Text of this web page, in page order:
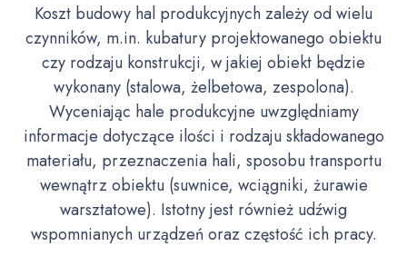
Koszt budowy hal produkcyjnych zależy od wielu
czynników, m.in. kubatury projektowanego obiektu
czy rodzaju konstrukcji, w jakiej obiekt będzie
wykonany (stalowa, żelbetowa, zespolona).
Wyceniając hale produkcyjne uwzględniamy
informacje dotyczące ilości i rodzaju składowanego
materiału, przeznaczenia hali, sposobu transportu
wewnątrz obiektu (suwnice, wciągniki, żurawie
warsztatowe). Istotny jest również udźwig
wspomnianych urządzeń oraz częstość ich pracy.